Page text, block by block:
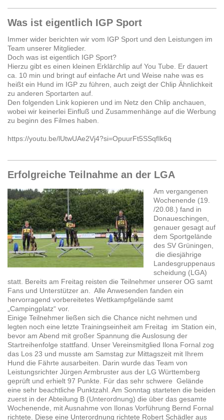
Was ist eigentlich IGP Sport
Immer wider berichten wir vom IGP Sport und den Leistungen im
Team unserer Mitglieder.
Doch was ist eigentlich IGP Sport?
Hierzu gibt es einen kleinen Erklärchlip auf You Tube. Er dauert
ca. 10 min und bringt auf einfache Art und Weise nahe was es
heißt ein Hund im IGP zu führen, auch zeigt der Chlip Ähnlichkeit
zu anderen Sportarten auf.
Den folgenden Link kopieren und im Netz den Chlip anchauen,
wobei wir keinerlei Einfluß und Zusammenhänge auf die Werbung
zu beginn des Filmes haben.
https://youtu.be/lUtwUAe2Vj4?si=OpuurFt5SSqfIk6q
Erfolgreiche Teilnahme an der LGA
Am vergangenen
Wochenende (19.
/20.08.) fand in
Donaueschingen,
genauer gesagt auf
dem Sportgelände
des SV Grüningen,
die diesjährige
Landesgruppenaus
scheidung (LGA)
statt. Bereits am Freitag reisten die Teilnehmer unserer OG samt
Fans und Unterstützer an. Alle Anwesenden fanden ein
hervorragend vorbereitetes Wettkampfgelände samt
„Campingplatz“ vor.
Einige Teilnehmer ließen sich die Chance nicht nehmen und
legten noch eine letzte Trainingseinheit am Freitag im Station ein,
bevor am Abend mit großer Spannung die Auslosung der
Startreihenfolge stattfand. Unser Vereinsmitglied Ilona Fornal zog
das Los 23 und musste am Samstag zur Mittagszeit mit Ihrem
Hund die Fährte ausarbeiten. Darin wurde das Team von
Leistungsrichter Jürgen Armbruster aus der LG Württemberg
geprüft und erhielt 97 Punkte. Für das sehr schwere Gelände
eine sehr beachtliche Punktzahl. Am Sonntag starteten die beiden
zuerst in der Abteilung B (Unterordnung) die über das gesamte
Wochenende, mit Ausnahme von Ilonas Vorführung Bernd Fornal
richtete. Diese eine Unterordnung richtete Robert Schädler aus